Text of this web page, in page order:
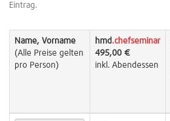
Eintrag.
Name, Vorname
(Alle Preise gelten
pro Person)
hmd .chefseminar
495,00 €
inkl. Abendessen